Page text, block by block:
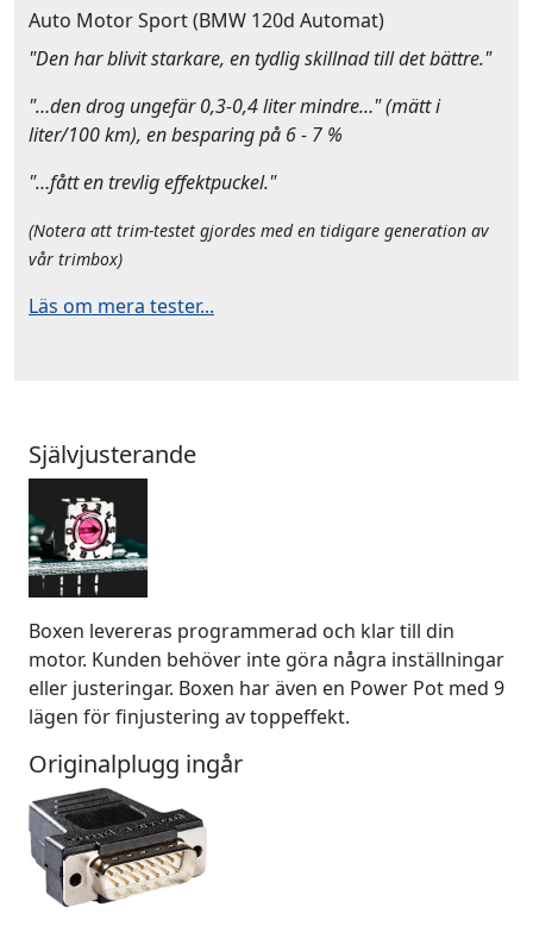
Auto Motor Sport(BMW 120d Automat)
"Den har blivit starkare, en tydlig skillnad till det bättre."
"…den drog ungefär 0,3-0,4 liter mindre…" (mätt i
liter/100 km), en besparing på 6 - 7 %
"…fått en trevlig effektpuckel."
(Notera att trim-testet gjordes med en tidigare generation av
vår trimbox)
Läs om mera tester...
Självjusterande
Boxen levereras programmerad och klar till din
motor. Kunden behöver inte göra några inställningar
eller justeringar. Boxen har även en Power Pot med 9
lägen för finjustering av toppeffekt.
Originalplugg ingår